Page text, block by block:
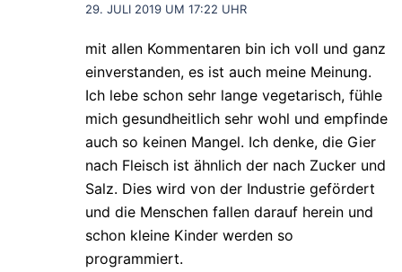
29. JULI 2019 UM 17:22 UHR
mit allen Kommentaren bin ich voll und ganz
einverstanden, es ist auch meine Meinung.
Ich lebe schon sehr lange vegetarisch, fühle
mich gesundheitlich sehr wohl und empfinde
auch so keinen Mangel. Ich denke, die Gier
nach Fleisch ist ähnlich der nach Zucker und
Salz. Dies wird von der Industrie gefördert
und die Menschen fallen darauf herein und
schon kleine Kinder werden so
programmiert.